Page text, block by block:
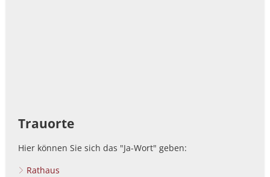
Trauorte
Hier können Sie sich das "Ja-Wort" geben:
Rathaus